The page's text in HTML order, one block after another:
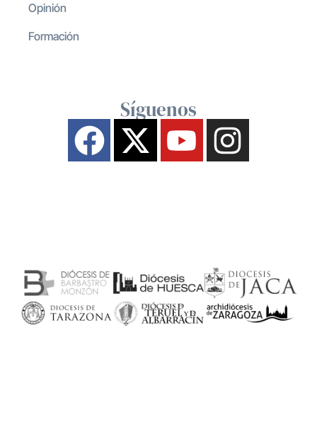
Opinión
Formación
Síguenos